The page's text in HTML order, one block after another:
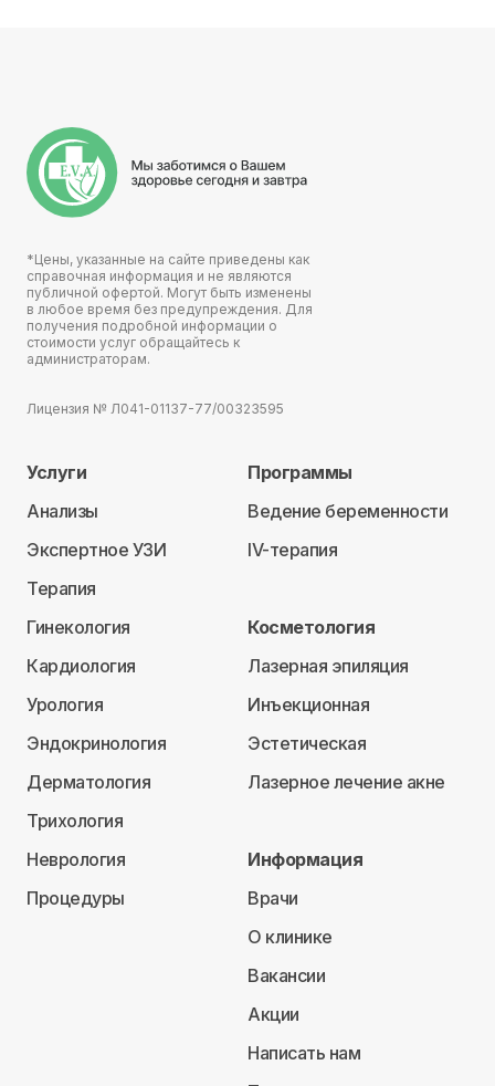
*Цены, указанные на сайте приведены как
справочная информация и не являются
публичной офертой. Могут быть изменены
в любое время без предупреждения. Для
получения подробной информации о
стоимости услуг обращайтесь к
администраторам.
Лицензия № Л041-01137-77/00323595
Услуги
Анализы
Экспертное УЗИ
Терапия
Гинекология
Кардиология
Урология
Эндокринология
Дерматология
Трихология
Неврология
Процедуры
Программы
Ведение беременности
IV-терапия
Косметология
Лазерная эпиляция
Инъекционная
Эстетическая
Лазерное лечение акне
Информация
Врачи
О клинике
Вакансии
Акции
Написать нам